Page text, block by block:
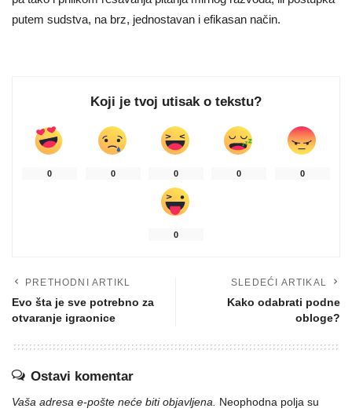
putem sudstva, na brz, jednostavan i efikasan način.
Koji je tvoj utisak o tekstu?
0 0 0 0 0
0
PRETHODNI ARTIKL
Evo šta je sve potrebno za
otvaranje igraonice
SLEDEĆI ARTIKAL
Kako odabrati podne
obloge?
Ostavi komentar
Vaša adresa e-pošte neće biti objavljena.
Neophodna polja su